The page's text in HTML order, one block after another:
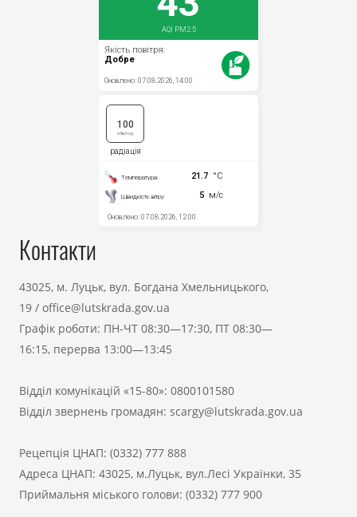
Контакти
43025, м. Луцьк, вул. Богдана Хмельницького,
19 / office@lutskrada.gov.ua
Графік роботи: ПН-ЧТ 08:30—17:30, ПТ 08:30—
16:15, перерва 13:00—13:45
Відділ комунікацій «15-80»: 0800101580
Відділ звернень громадян: scargy@lutskrada.gov.ua
Рецепція ЦНАП: (0332) 777 888
Адреса ЦНАП: 43025, м.Луцьк, вул.Лесі Українки, 35
Приймальня міського голови: (0332) 777 900